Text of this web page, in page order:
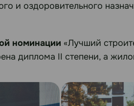
и оздоровительного
номинации «Лучший
диплома II степени, а